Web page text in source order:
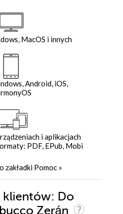
MacOS i innych
Android, iOS,
i aplikacjach
PDF, EPub, Mobi
zakładki Pomoc »
klientów: Do
Zerán